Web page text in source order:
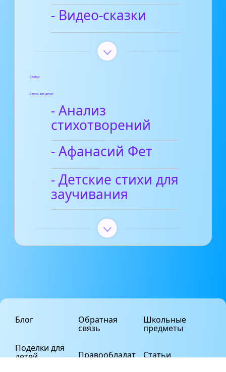
- Видео-сказки
Статьи
Стихи для детей
- Анализ
стихотворений
- Афанасий Фет
- Детские стихи для
заучивания
Блог
Поделки для
детей
Обратная
связь
Правообладат
Школьные
предметы
Статьи